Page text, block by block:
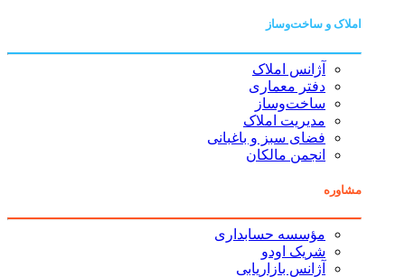
املاک و ساخت‌وساز
آژانس املاک
دفتر معماری
ساخت‌وساز
مدیریت املاک
فضای سبز و باغبانی
انجمن مالکان
مشاوره
مؤسسه حسابداری
شریک اودو
آژانس بازاریابی